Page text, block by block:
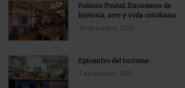
Palacio Postal: Encuentro de
historia, arte y vida cotidiana
10 diciembre, 2025
Epicentro del turismo
7 noviembre, 2025